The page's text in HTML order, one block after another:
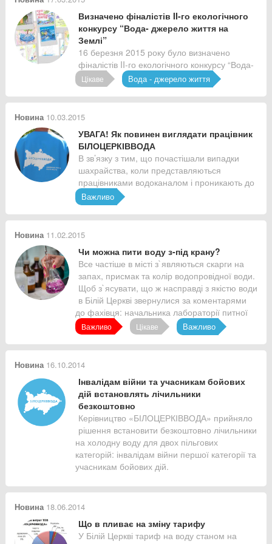
Визначено фіналістів II-го екологічного
конкурсу “Вода- джерело життя на
Землі”
16 березня 2015 року було визначено
фіналістів II-го екологічного конкурсу “Вода-
джерело життя на Землі”.
Цікаве Вода - джерело життя
Новина10.03.2015
УВАГА! Як повинен виглядати працівник
БІЛОЦЕРКІВВОДА
В зв’язку з тим, що почастішали випадки
шахрайства, коли представляються
працівниками водоканалом і проникають до
квартир, просимо Вас бути уважними.
Важливо
Новина11.02.2015
Чи можна пити воду з-під крану?
Все частіше в місті з`являються скарги на
запах, присмак та колір водопровідної води.
Щоб з`ясувати, що ж насправді з якістю води
в Білій Церкві звернулися за коментарями
до фахівця: начальника лабораторії питної
води «БІЛОЦЕРКІВВОДА» Вікторія Андрійчук.
Важливо Цікаве Важливо
Новина16.10.2014
Інвалідам війни та учасникам бойових
дій встановлять лічильники
безкоштовно
Керівництво «БІЛОЦЕРКІВВОДА» прийняло
рішення встановити безкоштовно лічильники
на холодну воду для двох пільгових
категорій: інвалідам війни першої категорії та
учасникам бойових дій.
Новина18.06.2014
Що в пливає на зміну тарифу
У Білій Церкві тариф на воду станом на